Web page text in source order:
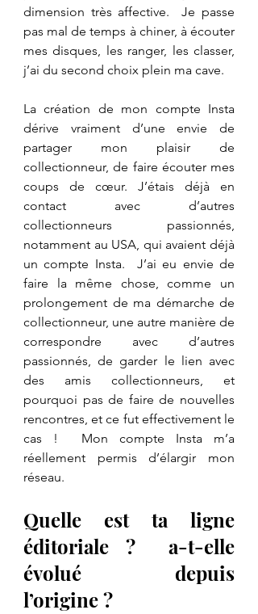
dimension très affective.  Je passe
pas mal de temps à chiner, à écouter
mes disques, les ranger, les classer,
j’ai du second choix plein ma cave.
La création de mon compte Insta
dérive vraiment d’une envie de
partager mon plaisir de
collectionneur, de faire écouter mes
coups de cœur. J’étais déjà en
contact avec d’autres
collectionneurs passionnés,
notamment au USA, qui avaient déjà
un compte Insta.  J’ai eu envie de
faire la même chose, comme un
prolongement de ma démarche de
collectionneur, une autre manière de
correspondre avec d’autres
passionnés, de garder le lien avec
des amis collectionneurs, et
pourquoi pas de faire de nouvelles
rencontres, et ce fut effectivement le
cas !  Mon compte Insta m’a
réellement permis d’élargir mon
réseau.
Quelle est ta ligne
éditoriale ?  a-t-elle
évolué depuis
l’origine ?